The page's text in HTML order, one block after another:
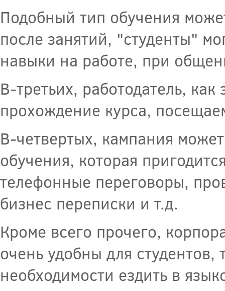
Подобный тип обучения
после занятий, "студенты"
навыки на работе, при
В-третьих, работодатель,
прохождение курса,
В-четвертых, кампания
обучения, которая
телефонные переговоры,
бизнес переписки и т.д.
Кроме всего прочего,
очень удобны для студентов,
необходимости ездить в